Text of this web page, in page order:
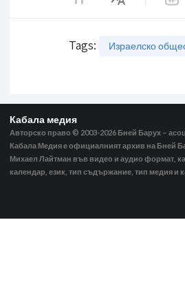
Tags: Израелско
Кабала медия
Авторско право © 2003-2026 Бней Барух –
Кабала Медия е официалният архив на Бней
Михаел Лайтман във видео и аудио формат,
календар, език, тип съдържание, тип медия и